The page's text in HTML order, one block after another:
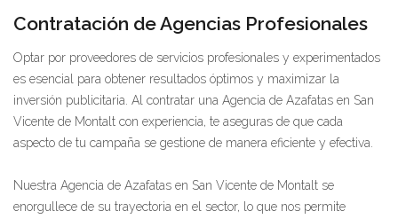
Contratación de Agencias Profesionales
Optar por proveedores de servicios profesionales y experimentados
es esencial para obtener resultados óptimos y maximizar la
inversión publicitaria. Al contratar una Agencia de Azafatas en San
Vicente de Montalt con experiencia, te aseguras de que cada
aspecto de tu campaña se gestione de manera eficiente y efectiva.
Nuestra Agencia de Azafatas en San Vicente de Montalt se
enorgullece de su trayectoria en el sector, lo que nos permite